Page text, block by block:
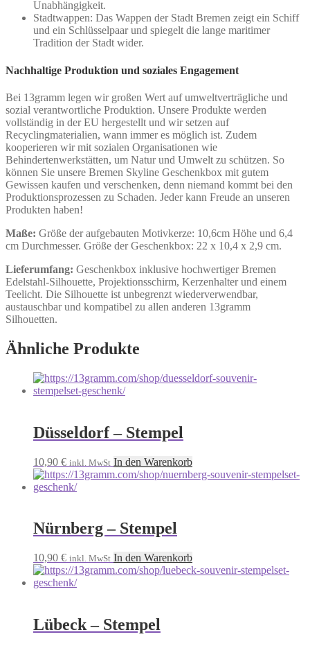
Unabhängigkeit.
Stadtwappen: Das Wappen der Stadt Bremen zeigt ein Schiff
und ein Schlüsselpaar und spiegelt die lange maritimer
Tradition der Stadt wider.
Nachhaltige Produktion und soziales Engagement
Bei 13gramm legen wir großen Wert auf umweltverträgliche und
sozial verantwortliche Produktion. Unsere Produkte werden
vollständig in der EU hergestellt und wir setzen auf
Recyclingmaterialien, wann immer es möglich ist. Zudem
kooperieren wir mit sozialen Organisationen wie
Behindertenwerkstätten, um Natur und Umwelt zu schützen. So
können Sie unsere Bremen Skyline Geschenkbox mit gutem
Gewissen kaufen und verschenken, denn niemand kommt bei den
Produktionsprozessen zu Schaden. Jeder kann Freude an unseren
Produkten haben!
Maße: Größe der aufgebauten Motivkerze: 10,6cm Höhe und 6,4
cm Durchmesser. Größe der Geschenkbox: 22 x 10,4 x 2,9 cm.
Lieferumfang: Geschenkbox inklusive hochwertiger Bremen
Edelstahl-Silhouette, Projektionsschirm, Kerzenhalter und einem
Teelicht. Die Silhouette ist unbegrenzt wiederverwendbar,
austauschbar und kompatibel zu allen anderen 13gramm
Silhouetten.
Ähnliche Produkte
Düsseldorf – Stempel
10,90 € inkl. MwSt In den Warenkorb
Nürnberg – Stempel
10,90 € inkl. MwSt In den Warenkorb
Lübeck – Stempel